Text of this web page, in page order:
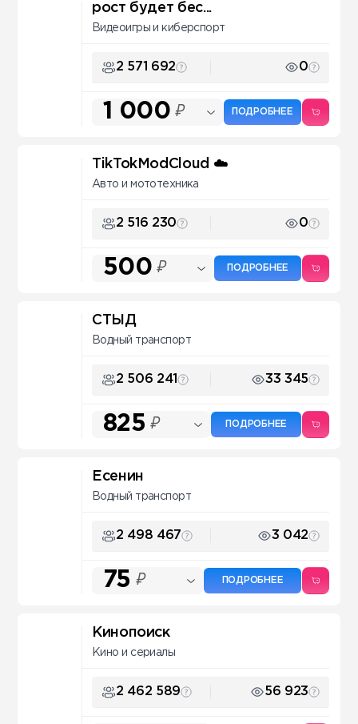
рост будет бес...
Видеоигры и киберспорт
2 571 692 0
1 000 ₽ ПОДРОБНЕЕ
TikTokModCloud ☁️
Авто и мототехника
2 516 230 0
500 ₽ ПОДРОБНЕЕ
СТЫД
Водный транспорт
2 506 241 33 345
825 ₽ ПОДРОБНЕЕ
Есенин
Водный транспорт
2 498 467 3 042
75 ₽ ПОДРОБНЕЕ
Кинопоиск
Кино и сериалы
2 462 589 56 923